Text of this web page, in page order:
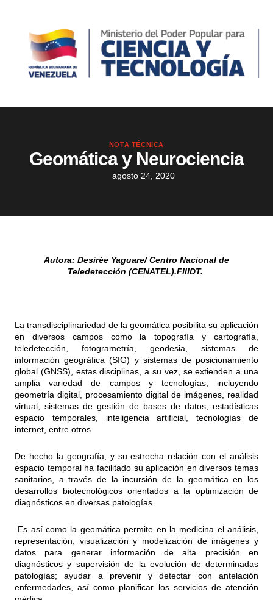
NOTA TÉCNICA
Geomática y Neurociencia
agosto 24, 2020
Autora: Desirée Yaguare/ Centro Nacional de
Teledetección (CENATEL).FIIIDT.
La transdisciplinariedad de la geomática posibilita su aplicación
en diversos campos como la topografía y cartografía,
teledetección, fotogrametría, geodesia, sistemas de
información geográfica (SIG) y sistemas de posicionamiento
global (GNSS), estas disciplinas, a su vez, se extienden a una
amplia variedad de campos y tecnologías, incluyendo
geometría digital, procesamiento digital de imágenes, realidad
virtual, sistemas de gestión de bases de datos, estadísticas
espacio temporales, inteligencia artificial, tecnologías de
internet, entre otros.
De hecho la geografía, y su estrecha relación con el análisis
espacio temporal ha facilitado su aplicación en diversos temas
sanitarios, a través de la incursión de la geomática en los
desarrollos biotecnológicos orientados a la optimización de
diagnósticos en diversas patologías.
Es así como la geomática permite en la medicina el análisis,
representación, visualización y modelización de imágenes y
datos para generar información de alta precisión en
diagnósticos y supervisión de la evolución de determinadas
patologías; ayudar a prevenir y detectar con antelación
enfermedades, así como planificar los servicios de atención